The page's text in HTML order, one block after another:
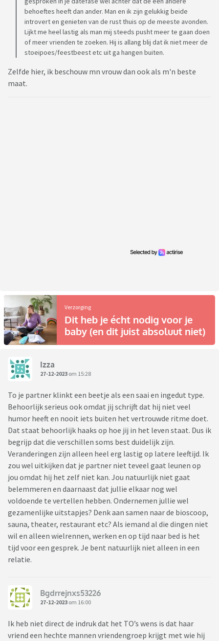
behoeftes heeft dan ander. Man en ik zijn gelukkig beide
introvert en genieten van de rust thuis op de meeste avonden.
Lijkt me heel lastig als man mij steeds pusht meer te gaan doen
of meer vrienden te zoeken. Hij is allang blij dat ik niet meer de
stoeipoes/feestbeest etc uit ga hangen buiten.
Zelfde hier, ik beschouw mn vrouw dan ook als m'n beste
maat.
Verzorging
Dit heb je écht nodig voor je
baby (en dit juist absoluut niet)
Izza
27-12-2023 om 15:28
To je partner klinkt een beetje als een saai en ingedut type.
Behoorlijk serieus ook omdat jij schrijft dat hij niet veel
humor heeft en nooit iets buiten het vertrouwde ritme doet.
Dat staat behoorlijk haaks op hoe jij in het leven staat. Dus ik
begrijp dat die verschillen soms best duidelijk zijn.
Veranderingen zijn alleen heel erg lastig op latere leeftijd. Ik
zou wel uitkijken dat je partner niet teveel gaat leunen op
jou omdat hij het zelf niet kan. Jou natuurlijk niet gaat
belemmeren en daarnaast dat jullie elkaar nog wel
voldoende te vertellen hebben. Ondernemen jullie wel
gezamenlijke uitstapjes? Denk aan samen naar de bioscoop,
sauna, theater, restaurant etc? Als iemand al die dingen niet
wil en alleen wielrennen, werken en op tijd naar bed is het
tijd voor een gesprek. Je bent natuurlijk niet alleen in een
relatie.
Bgdrrejnxs53226
27-12-2023 om 16:00
Ik heb niet direct de indruk dat het TO’s wens is dat haar
vriend een hechte mannen vriendengroep krijgt met wie hij